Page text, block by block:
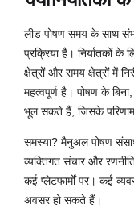
लीड पोषण समय के साथ
प्रक्रिया है। निर्यातकों
क्षेत्रों और समय क्षेत्रों में
महत्वपूर्ण है। पोषण के
भूल सकते हैं, जिसके
समस्या? मैनुअल पोषण
व्यक्तिगत संचार और
कई प्लेटफार्मों पर। कई
अवसर हो सकते हैं।